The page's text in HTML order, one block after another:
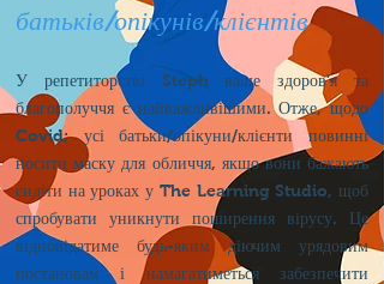
батьків/опікунів/клієнтів
У репетиторстві Steph ваше здоров’я та
благополуччя є найважливішими. Отже, щодо
Covid; усі батьки/опікуни/клієнти повинні
носити маску для обличчя, якщо вони бажають
сидіти на уроках у The Learning Studio, щоб
спробувати уникнути поширення вірусу. Це
відповідатиме будь-яким діючим урядовим
постановам і намагатиметься забезпечити